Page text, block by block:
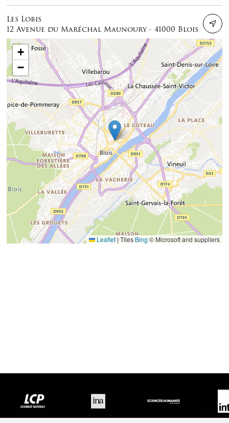
Les Lobis
12 Avenue du Maréchal Maunoury - 41000 Blois
+
−
Leaflet |TilesBing © Microsoft and suppliers